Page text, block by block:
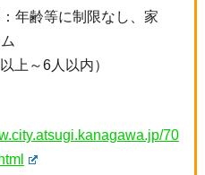
等に制限なし、家
6人以内）
70